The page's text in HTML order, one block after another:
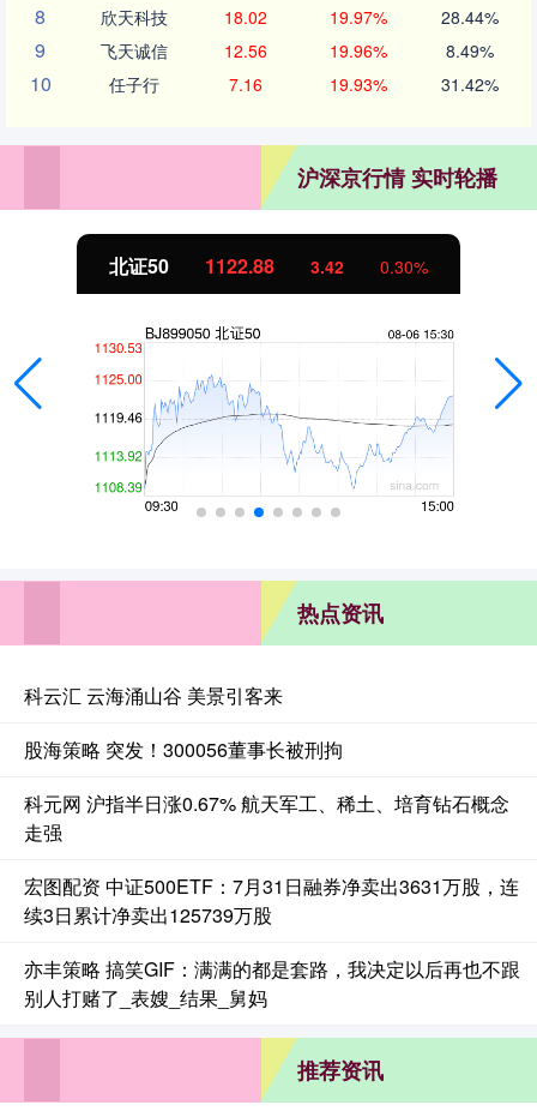
8 欣天科技 18.02 19.97% 28.44%
9 飞天诚信 12.56 19.96% 8.49%
10 任子行 7.16 19.93% 31.42%
沪深京行情 实时轮播
北证50 1122.88 3.42 0.30%
热点资讯
科云汇 云海涌山谷 美景引客来
股海策略 突发！300056董事长被刑拘
科元网 沪指半日涨0.67% 航天军工、稀土、培育钻石概念
走强
宏图配资 中证500ETF：7月31日融券净卖出3631万股，连
续3日累计净卖出125739万股
亦丰策略 搞笑GIF：满满的都是套路，我决定以后再也不跟
别人打赌了_表嫂_结果_舅妈
推荐资讯